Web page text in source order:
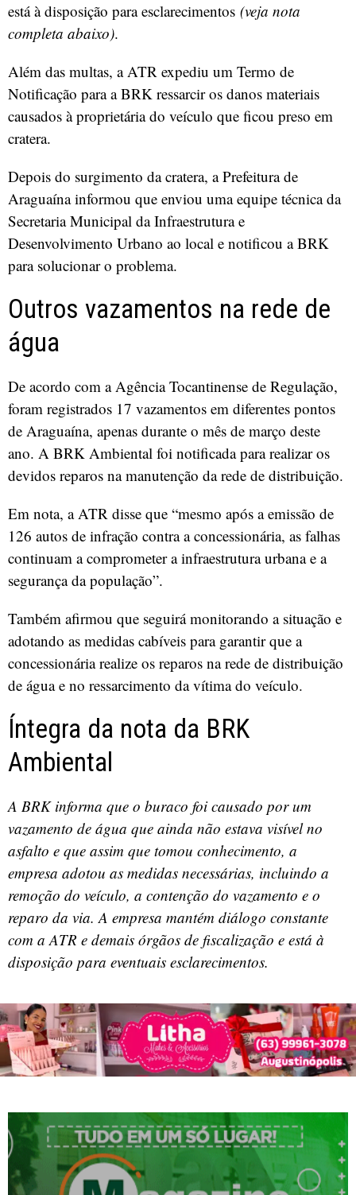
está à disposição para esclarecimentos (veja nota
completa abaixo).
Além das multas, a ATR expediu um Termo de
Notificação para a BRK ressarcir os danos materiais
causados à proprietária do veículo que ficou preso em
cratera.
Depois do surgimento da cratera, a Prefeitura de
Araguaína informou que enviou uma equipe técnica da
Secretaria Municipal da Infraestrutura e
Desenvolvimento Urbano ao local e notificou a BRK
para solucionar o problema.
Outros vazamentos na rede de
água
De acordo com a Agência Tocantinense de Regulação,
foram registrados 17 vazamentos em diferentes pontos
de Araguaína, apenas durante o mês de março deste
ano. A BRK Ambiental foi notificada para realizar os
devidos reparos na manutenção da rede de distribuição.
Em nota, a ATR disse que “mesmo após a emissão de
126 autos de infração contra a concessionária, as falhas
continuam a comprometer a infraestrutura urbana e a
segurança da população”.
Também afirmou que seguirá monitorando a situação e
adotando as medidas cabíveis para garantir que a
concessionária realize os reparos na rede de distribuição
de água e no ressarcimento da vítima do veículo.
Íntegra da nota da BRK
Ambiental
A BRK informa que o buraco foi causado por um
vazamento de água que ainda não estava visível no
asfalto e que assim que tomou conhecimento, a
empresa adotou as medidas necessárias, incluindo a
remoção do veículo, a contenção do vazamento e o
reparo da via. A empresa mantém diálogo constante
com a ATR e demais órgãos de fiscalização e está à
disposição para eventuais esclarecimentos.